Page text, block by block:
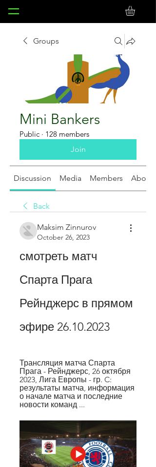
Groups
Mini Bankers
Public · 128 members
Join
Discussion Media Members About
Back
Maksim Zinnurov
October 26, 2023
смотреть матч
Спарта Прага
Рейнджерс в прямом
эфире 26.10.2023
Трансляция матча Спарта
Прага - Рейнджерс, 26 октября
2023, Лига Европы - гр. C:
результаты матча, информация
о начале матча и последние
новости команд ...